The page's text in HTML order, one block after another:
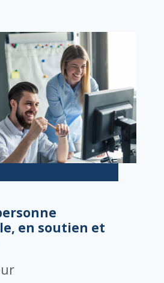
en soutien et